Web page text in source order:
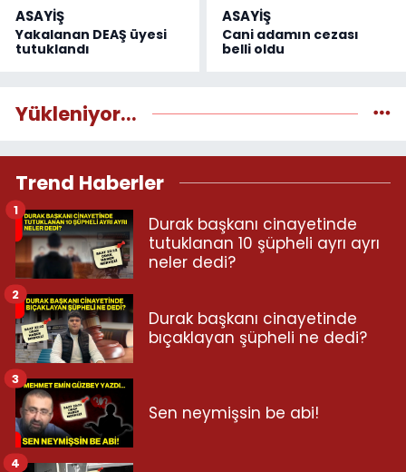
ASAYİŞ
Yakalanan DEAŞ üyesi
tutuklandı
ASAYİŞ
Cani adamın cezası
belli oldu
Yükleniyor...
Trend Haberler
Durak başkanı cinayetinde
tutuklanan 10 şüpheli ayrı ayrı
neler dedi?
1
Durak başkanı cinayetinde
bıçaklayan şüpheli ne dedi?
2
Sen neymişsin be abi!
3
4